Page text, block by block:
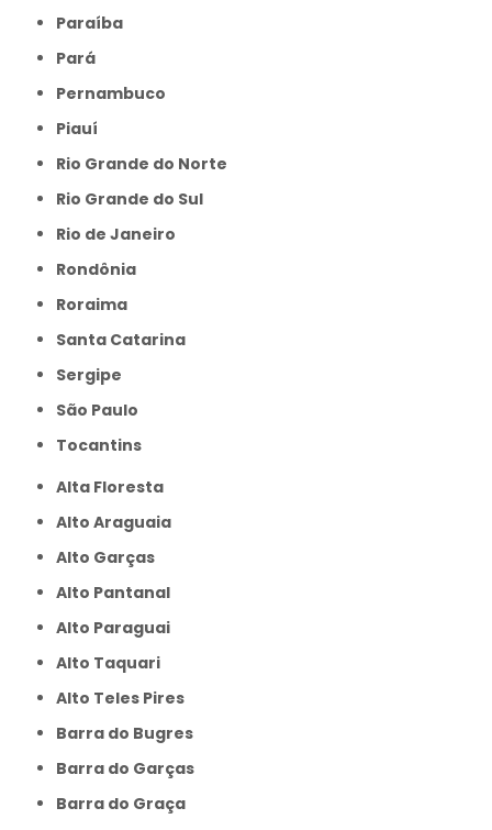
Paraíba
Pará
Pernambuco
Piauí
Rio Grande do Norte
Rio Grande do Sul
Rio de Janeiro
Rondônia
Roraima
Santa Catarina
Sergipe
São Paulo
Tocantins
Alta Floresta
Alto Araguaia
Alto Garças
Alto Pantanal
Alto Paraguai
Alto Taquari
Alto Teles Pires
Barra do Bugres
Barra do Garças
Barra do Graça